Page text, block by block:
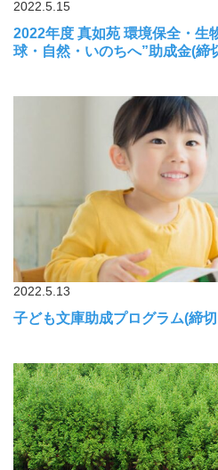
2022.5.15
2022年度 真如苑 環境保全・生
球・自然・いのちへ”助成金(締
2022.5.13
子ども文庫助成プログラム(締